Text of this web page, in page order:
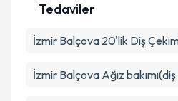
Tedaviler
İzmir Balçova 20'lik Diş
İzmir Balçova Ağız